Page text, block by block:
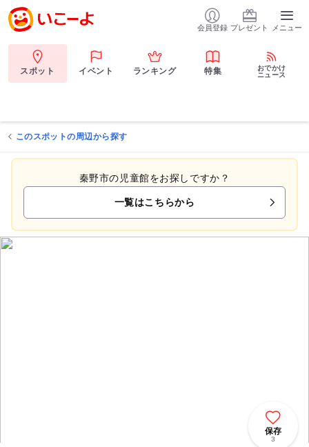
会員登録 プレゼント メニュー
スポット イベント ランキング 特集
おでかけ
ニュース
このスポットの周辺から探す
秦野市の児童館をお探しですか？
一覧はこちらから
保存
3